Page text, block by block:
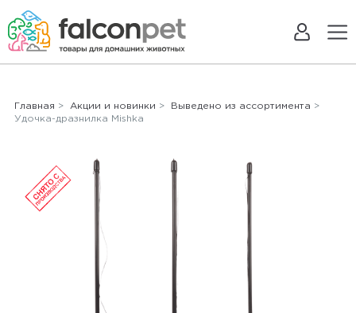
Главная > Акции и новинки > Выведено из ассортимента >
Удочка-дразнилка Mishka